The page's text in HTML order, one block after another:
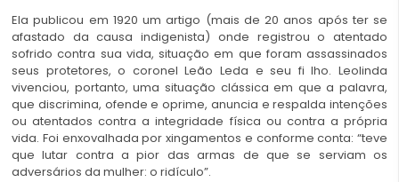
Ela publicou em 1920 um artigo (mais de 20 anos após ter se
afastado da causa indigenista) onde registrou o atentado
sofrido contra sua vida, situação em que foram assassinados
seus protetores, o coronel Leão Leda e seu fi lho. Leolinda
vivenciou, portanto, uma situação clássica em que a palavra,
que discrimina, ofende e oprime, anuncia e respalda intenções
ou atentados contra a integridade física ou contra a própria
vida. Foi enxovalhada por xingamentos e conforme conta: “teve
que lutar contra a pior das armas de que se serviam os
adversários da mulher: o ridículo”.